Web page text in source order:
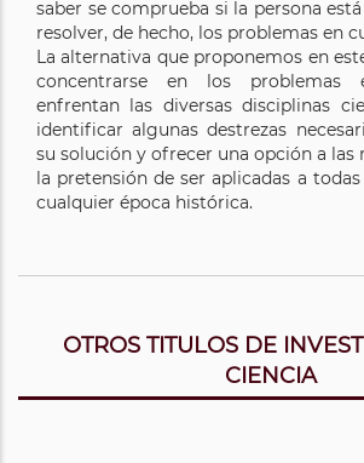
saber se comprueba si la persona
resolver, de hecho, los problemas en
La alternativa que proponemos en
concentrarse en los problemas
enfrentan las diversas disciplinas
identificar algunas destrezas
su solución y ofrecer una opción a las
la pretensión de ser aplicadas a
cualquier época histórica.
OTROS TITULOS DE
CIENCIA